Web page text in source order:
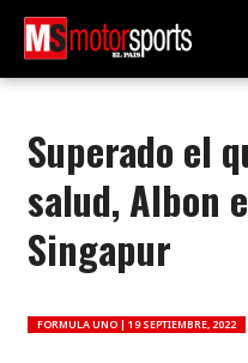
Superado el
salud, Albon
Singapur
FORMULA UNO | 19 SEPTIEMBRE, 2022